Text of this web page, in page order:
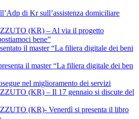
di Kr sull’assistenza domiciliare
(KR) – Al via il progetto
bene”
il master “La filiera digitale dei beni
il master “La filiera digitale dei ben
nel miglioramento dei servizi
(KR) – Il 17 gennaio si discute del
(KR)- Venerdì si presenta il libro